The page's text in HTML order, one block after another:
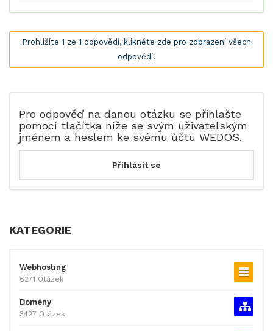
Prohlížíte 1 ze 1 odpovědí, klikněte zde pro zobrazení všech
odpovědí.
Pro odpověď na danou otázku se přihlašte
pomocí tlačítka níže se svým uživatelským
jménem a heslem ke svému účtu WEDOS.
KATEGORIE
Webhosting
6271 Otázek
Domény
3427 Otázek